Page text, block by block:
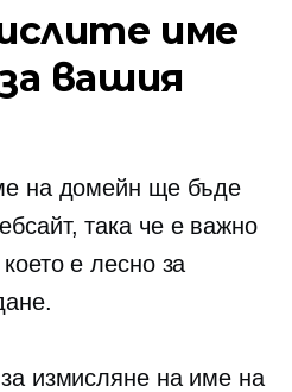
име
вашия
на домейн ще бъде
така че е важно
е лесно за
измисляне на име на